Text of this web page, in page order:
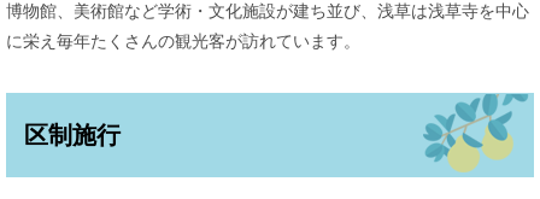
博物館、美術館など学術・文化施設が建ち並び、浅草は浅草寺を中心
に栄え毎年たくさんの観光客が訪れています。
区制施行